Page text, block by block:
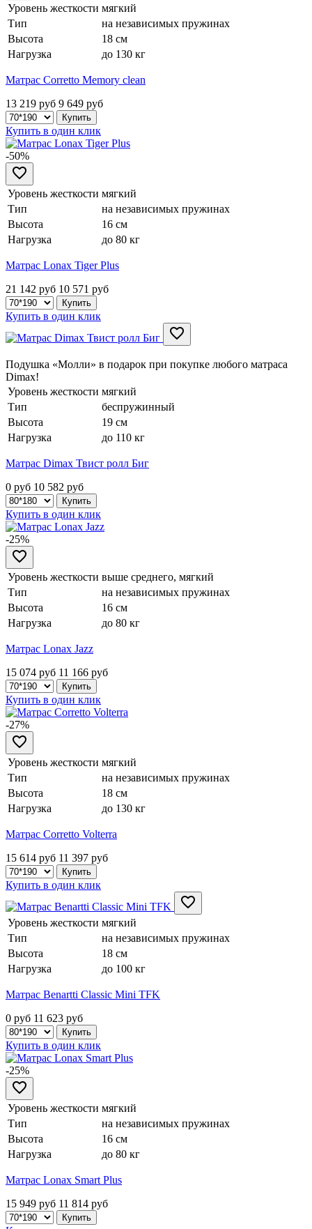
Уровень жесткости мягкий
Тип
на независимых пружинах
Высота
18 см
Нагрузка
до 130 кг
Матрас Corretto Memory clean
13 219 руб 9 649 руб
Купить в один клик
-50%
Уровень жесткости мягкий
Тип
на независимых пружинах
Высота
16 см
Нагрузка
до 80 кг
Матрас Lonax Tiger Plus
21 142 руб 10 571 руб
Купить в один клик
Подушка «Молли» в подарок при покупке любого матраса
Dimax!
Уровень жесткости мягкий
Тип
беспружинный
Высота
19 см
Нагрузка
до 110 кг
Матрас Dimax Твист ролл Биг
0 руб 10 582 руб
Купить в один клик
-25%
Уровень жесткости выше среднего, мягкий
Тип
на независимых пружинах
Высота
16 см
Нагрузка
до 80 кг
Матрас Lonax Jazz
15 074 руб 11 166 руб
Купить в один клик
-27%
Уровень жесткости мягкий
Тип
на независимых пружинах
Высота
18 см
Нагрузка
до 130 кг
Матрас Corretto Volterra
15 614 руб 11 397 руб
Купить в один клик
Уровень жесткости мягкий
Тип
на независимых пружинах
Высота
18 см
Нагрузка
до 100 кг
Матрас Benartti Classic Mini TFK
0 руб 11 623 руб
Купить в один клик
-25%
Уровень жесткости мягкий
Тип
на независимых пружинах
Высота
16 см
Нагрузка
до 80 кг
Матрас Lonax Smart Plus
15 949 руб 11 814 руб